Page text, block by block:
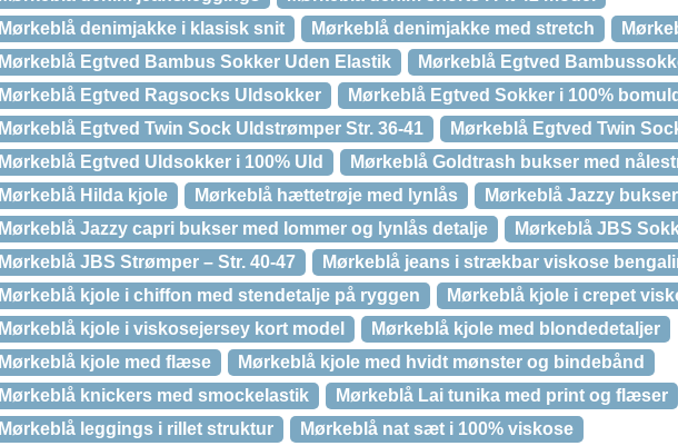
Mørkeblå denimjakke i klasisk snit
Mørkeblå denimjakke med stretch
Mørkeblå Egtved Bambus Sokker Uden Elastik
Mørkeblå Egtved
Mørkeblå Egtved Ragsocks Uldsokker
Mørkeblå Egtved Sokker i 100% bomuld
Mørkeblå Egtved Twin Sock Uldstrømper Str. 36-41
Mørkeblå Egtved Twin
Mørkeblå Egtved Uldsokker i 100% Uld
Mørkeblå Goldtrash bukser med
Mørkeblå Hilda kjole
Mørkeblå hættetrøje med lynlås
Mørkeblå Jazzy
Mørkeblå Jazzy capri bukser med lommer og lynlås detalje
Mørkeblå JBS
Mørkeblå JBS Strømper – Str. 40-47
Mørkeblå jeans i strækbar viskose
Mørkeblå kjole i chiffon med stendetalje på ryggen
Mørkeblå kjole i crepet
Mørkeblå kjole i viskosejersey kort model
Mørkeblå kjole med blondedetaljer
Mørkeblå kjole med flæse
Mørkeblå kjole med hvidt mønster og bindebånd
Mørkeblå knickers med smockelastik
Mørkeblå Lai tunika med print og flæser
Mørkeblå leggings i rillet struktur
Mørkeblå nat sæt i 100% viskose